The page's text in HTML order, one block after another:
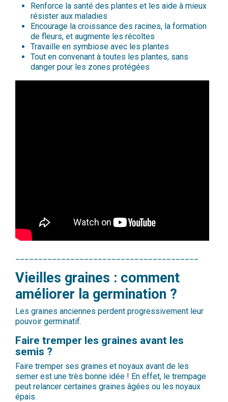
Renforce la santé des plantes et les aide à mieux
résister aux maladies
Encourage la croissance des racines, la formation
de fleurs, et augmente les récoltes
Travaille en symbiose avec les plantes
Tout en convenant à toutes les plantes, sans
danger pour les zones protégées
Vieilles graines : comment
améliorer la germination ?
Les graines anciennes perdent progressivement leur
pouvoir germinatif.
Faire tremper les graines avant les
semis ?
Faire tremper ses graines et noyaux avant de les
semer est une très bonne idée ! En effet, le trempage
peut relancer certaines graines âgées ou les noyaux
épais.